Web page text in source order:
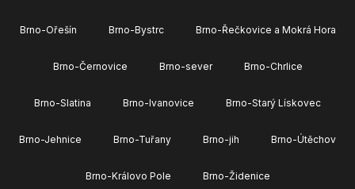
Brno-Ořešín Brno-Bystrc Brno-Řečkovice a Mokrá Hora
Brno-Černovice Brno-sever Brno-Chrlice
Brno-Slatina Brno-Ivanovice Brno-Starý Lískovec
Brno-Jehnice Brno-Tuřany Brno-jih Brno-Útěchov
Brno-Královo Pole Brno-Židenice